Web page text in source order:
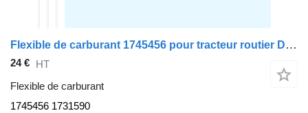
Flexible de carburant 1745456 pour tracteur routier DAF XF105
24 € HT
Flexible de carburant
1745456 1731590